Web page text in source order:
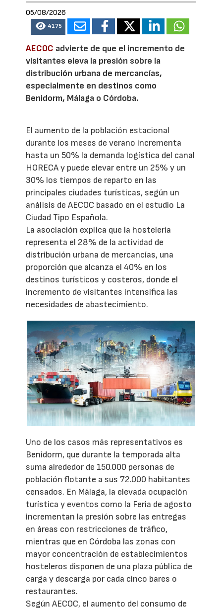
05/08/2026
4175
AECOC advierte de que el incremento de
visitantes eleva la presión sobre la
distribución urbana de mercancías,
especialmente en destinos como
Benidorm, Málaga o Córdoba.
El aumento de la población estacional
durante los meses de verano incrementa
hasta un 50% la demanda logística del canal
HORECA y puede elevar entre un 25% y un
30% los tiempos de reparto en las
principales ciudades turísticas, según un
análisis de AECOC basado en el estudio La
Ciudad Tipo Española.
La asociación explica que la hostelería
representa el 28% de la actividad de
distribución urbana de mercancías, una
proporción que alcanza el 40% en los
destinos turísticos y costeros, donde el
incremento de visitantes intensifica las
necesidades de abastecimiento.
Uno de los casos más representativos es
Benidorm, que durante la temporada alta
suma alrededor de 150.000 personas de
población flotante a sus 72.000 habitantes
censados. En Málaga, la elevada ocupación
turística y eventos como la Feria de agosto
incrementan la presión sobre las entregas
en áreas con restricciones de tráfico,
mientras que en Córdoba las zonas con
mayor concentración de establecimientos
hosteleros disponen de una plaza pública de
carga y descarga por cada cinco bares o
restaurantes.
Según AECOC, el aumento del consumo de